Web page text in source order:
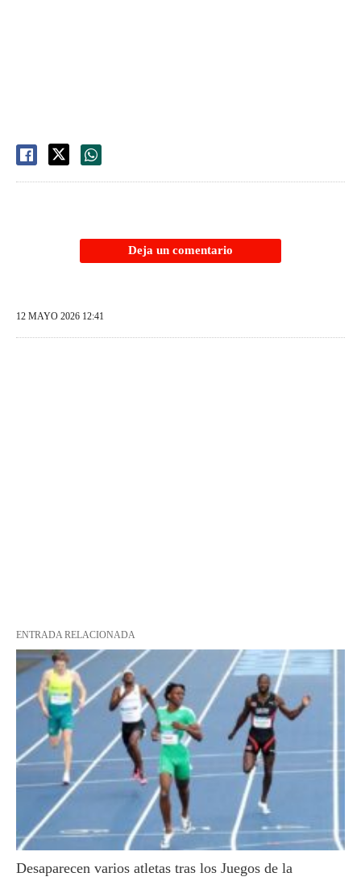
Deja un comentario
12 MAYO 2026 12:41
ENTRADA RELACIONADA
Desaparecen varios atletas tras los Juegos de la